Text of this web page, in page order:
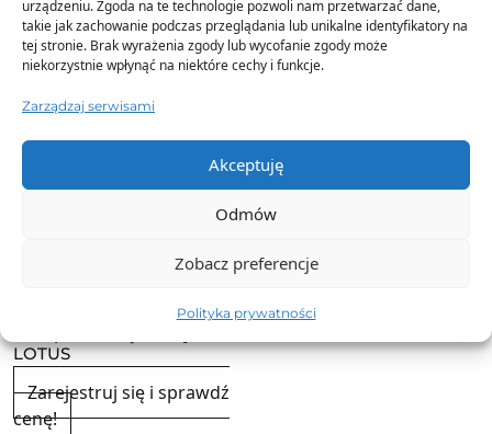
urządzeniu. Zgoda na te technologie pozwoli nam przetwarzać dane,
takie jak zachowanie podczas przeglądania lub unikalne identyfikatory na
tej stronie. Brak wyrażenia zgody lub wycofanie zgody może
niekorzystnie wpłynąć na niektóre cechy i funkcje.
Zarządzaj serwisami
Akceptuję
Odmów
Zobacz preferencje
Polityka prywatności
LOTUS
Zarejestruj się i sprawdź
cenę!